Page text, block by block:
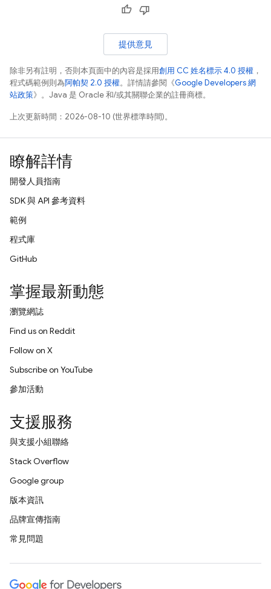
提供意見
除非另有註明，否則本頁面中的內容是採用創用 CC 姓名標示 4.0 授權 ，
程式碼範例則為阿帕契 2.0 授權。詳情請參閱《Google Developers 網
站政策》。Java 是 Oracle 和/或其關聯企業的註冊商標。
上次更新時間：2026-08-10 (世界標準時間)。
瞭解詳情
開發人員指南
SDK 與 API 參考資料
範例
程式庫
GitHub
掌握最新動態
瀏覽網誌
Find us on Reddit
Follow on X
Subscribe on YouTube
參加活動
支援服務
與支援小組聯絡
Stack Overflow
Google group
版本資訊
品牌宣傳指南
常見問題